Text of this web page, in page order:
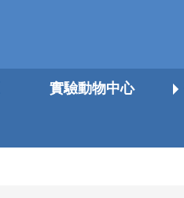
實驗動物中心